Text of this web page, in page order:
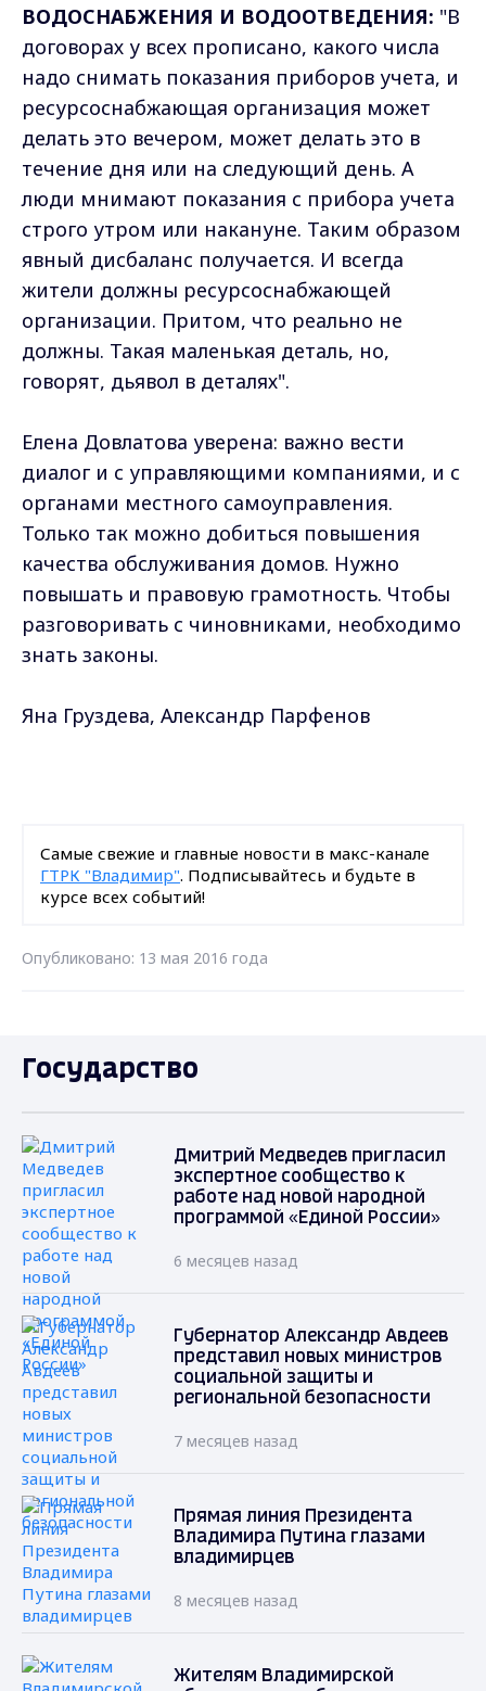
ВОДОСНАБЖЕНИЯ И ВОДООТВЕДЕНИЯ: "В
договорах у всех прописано, какого числа
надо снимать показания приборов учета, и
ресурсоснабжающая организация может
делать это вечером, может делать это в
течение дня или на следующий день. А
люди мнимают показания с прибора учета
строго утром или накануне. Таким образом
явный дисбаланс получается. И всегда
жители должны ресурсоснабжающей
организации. Притом, что реально не
должны. Такая маленькая деталь, но,
говорят, дьявол в деталях".
Елена Довлатова уверена: важно вести
диалог и с управляющими компаниями, и с
органами местного самоуправления.
Только так можно добиться повышения
качества обслуживания домов. Нужно
повышать и правовую грамотность. Чтобы
разговоривать с чиновниками, необходимо
знать законы.
Яна Груздева, Александр Парфенов
Самые свежие и главные новости в макс-канале
ГТРК "Владимир". Подписывайтесь и будьте в
курсе всех событий!
Опубликовано: 13 мая 2016 года
Государство
Дмитрий Медведев пригласил
экспертное сообщество к
работе над новой народной
программой «Единой России»
6 месяцев назад
Губернатор Александр Авдеев
представил новых министров
социальной защиты и
региональной безопасности
7 месяцев назад
Прямая линия Президента
Владимира Путина глазами
владимирцев
8 месяцев назад
Жителям Владимирской